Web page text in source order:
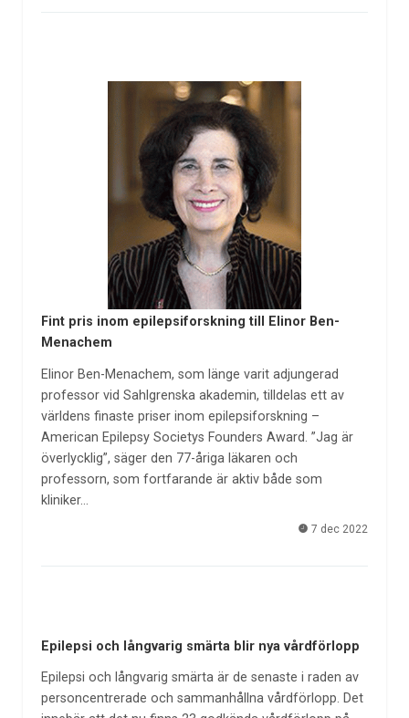
Fint pris inom epilepsiforskning till Elinor Ben-
Menachem
Elinor Ben-Menachem, som länge varit adjungerad
professor vid Sahlgrenska akademin, tilldelas ett av
världens finaste priser inom epilepsiforskning –
American Epilepsy Societys Founders Award. ”Jag är
överlycklig”, säger den 77-åriga läkaren och
professorn, som fortfarande är aktiv både som
kliniker…
7 dec 2022
Epilepsi och långvarig smärta blir nya vårdförlopp
Epilepsi och långvarig smärta är de senaste i raden av
personcentrerade och sammanhållna vårdförlopp. Det